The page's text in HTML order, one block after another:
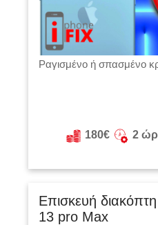
Ραγισμένο ή σπασμένο
180€ 2
Επισκευή
13 pro Max